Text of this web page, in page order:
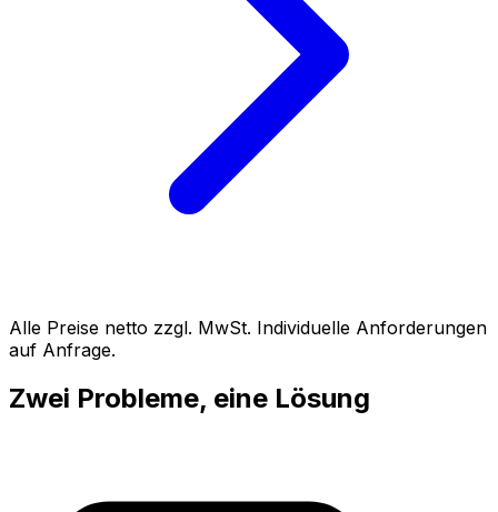
Alle Preise netto zzgl. MwSt. Individuelle Anforderungen
auf Anfrage.
Zwei Probleme, eine Lösung